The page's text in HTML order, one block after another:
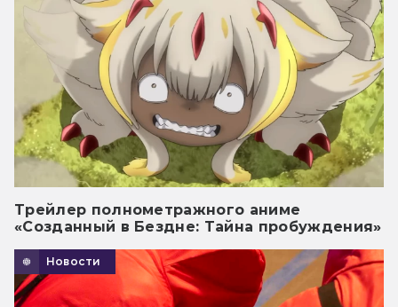
Трейлер полнометражного аниме
«Созданный в Бездне: Тайна пробуждения»
Новости